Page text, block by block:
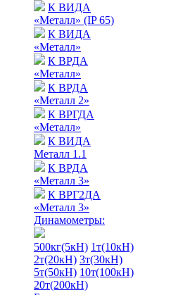
К ВИДА
«Металл» (IP 65)
К ВИДА
«Металл»
К ВРДА
«Металл»
К ВРДА
«Металл 2»
К ВРГДА
«Металл»
К ВИДА
Металл 1.1
К ВРДА
«Металл 3»
К ВРГ2ДА
«Металл 3»
Динамометры:
500кг(5кН) 1т(10кН)
2т(20кН) 3т(30кН)
5т(50кН) 10т(100кН)
20т(200кН)